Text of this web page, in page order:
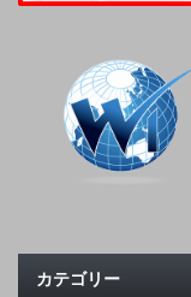
カテゴリー